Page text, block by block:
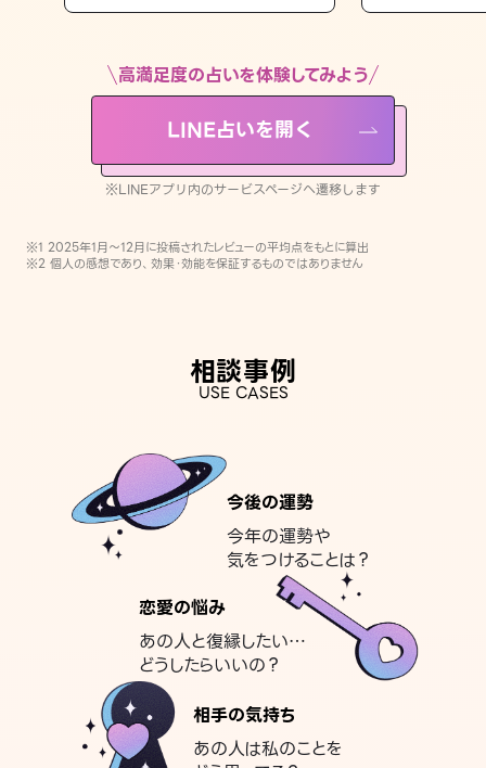
LINE占いを開く
※LINEアプリ内のサービスページへ遷移します
高満足度の占いを体験してみよう
LINE占いを開く
※LINEアプリ内のサービスページへ遷移します
※1 2025年1月〜12月に投稿されたレビューの平均点をもとに算出
※2 個人の感想であり、効果・効能を保証するものではありません
相談事例
USE CASES
今後の運勢
今年の運勢や
気をつけることは？
恋愛の悩み
あの人と復縁したい…
どうしたらいいの？
相手の気持ち
あの人は私のことを